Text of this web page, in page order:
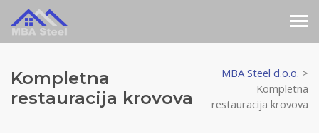
Kompletna
restauracija krovova
MBA Steel d.o.o. >
Kompletna
restauracija krovova